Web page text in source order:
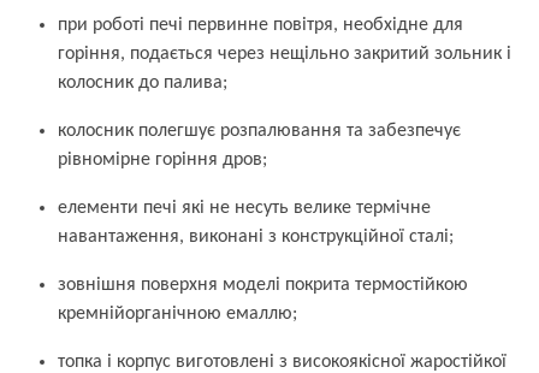
при роботі печі первинне повітря, необхідне для
горіння, подається через нещільно закритий зольник і
колосник до палива;
колосник полегшує розпалювання та забезпечує
рівномірне горіння дров;
елементи печі які не несуть велике термічне
навантаження, виконані з конструкційної сталі;
зовнішня поверхня моделі покрита термостійкою
кремнійорганічною емаллю;
топка і корпус виготовлені з високоякісної жаростійкої